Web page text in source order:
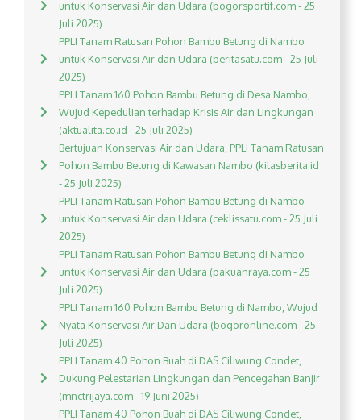
untuk Konservasi Air dan Udara (bogorsportif.com - 25
Juli 2025)
PPLI Tanam Ratusan Pohon Bambu Betung di Nambo
untuk Konservasi Air dan Udara (beritasatu.com - 25 Juli
2025)
PPLI Tanam 160 Pohon Bambu Betung di Desa Nambo,
Wujud Kepedulian terhadap Krisis Air dan Lingkungan
(aktualita.co.id - 25 Juli 2025)
Bertujuan Konservasi Air dan Udara, PPLI Tanam Ratusan
Pohon Bambu Betung di Kawasan Nambo (kilasberita.id
- 25 Juli 2025)
PPLI Tanam Ratusan Pohon Bambu Betung di Nambo
untuk Konservasi Air dan Udara (ceklissatu.com - 25 Juli
2025)
PPLI Tanam Ratusan Pohon Bambu Betung di Nambo
untuk Konservasi Air dan Udara (pakuanraya.com - 25
Juli 2025)
PPLI Tanam 160 Pohon Bambu Betung di Nambo, Wujud
Nyata Konservasi Air Dan Udara (bogoronline.com - 25
Juli 2025)
PPLI Tanam 40 Pohon Buah di DAS Ciliwung Condet,
Dukung Pelestarian Lingkungan dan Pencegahan Banjir
(mnctrijaya.com - 19 Juni 2025)
PPLI Tanam 40 Pohon Buah di DAS Ciliwung Condet,